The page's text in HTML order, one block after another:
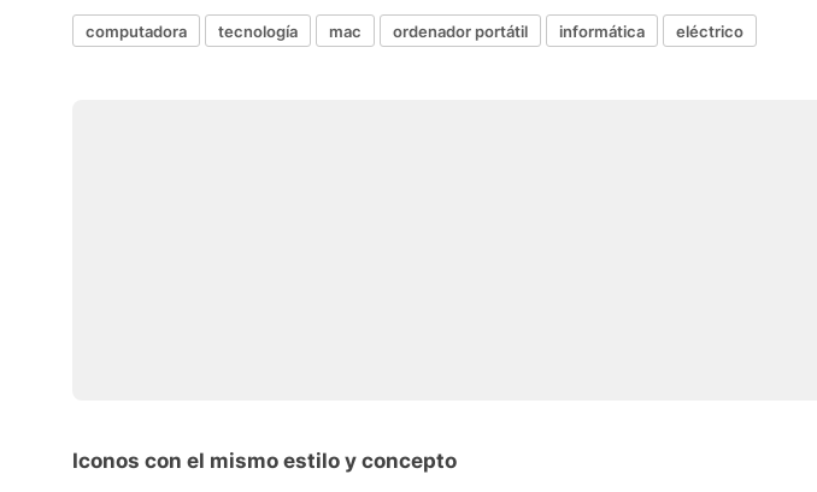
computadora tecnología mac ordenador portátil informática eléctrico
Iconos con el mismo estilo y concepto